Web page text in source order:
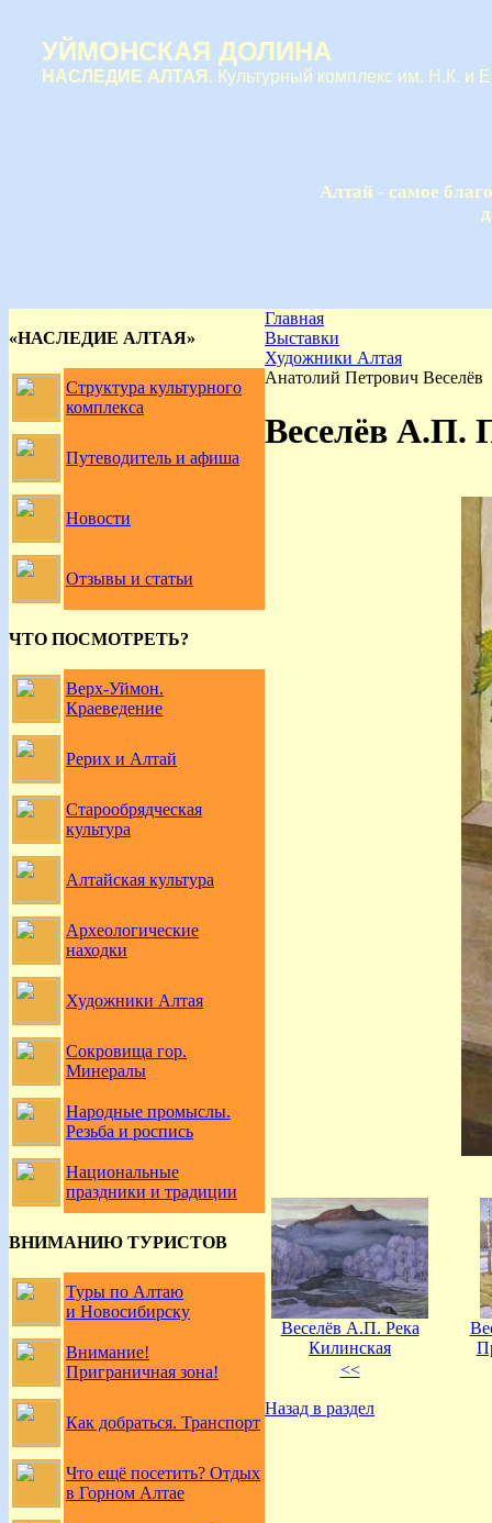
УЙМОНСКАЯ ДОЛИНА
НАСЛЕДИЕ АЛТАЯ . Культурный комплекс им. Н.К. и
Алтай - самое
«НАСЛЕДИЕ АЛТАЯ»
Структура культурного
комплекса
Путеводитель и афиша
Новости
Отзывы и статьи
ЧТО ПОСМОТРЕТЬ?
Верх-Уймон.
Краеведение
Рерих и Алтай
Старообрядческая
культура
Алтайская культура
Археологические
находки
Художники Алтая
Сокровища гор.
Минералы
Народные промыслы.
Резьба и роспись
Национальные
праздники и традиции
ВНИМАНИЮ ТУРИСТОВ
Туры по Алтаю
и Новосибирску
Внимание!
Приграничная зона!
Как добраться. Транспорт
Что ещё посетить? Отдых
в Горном Алтае
Главная
Выставки
Художники Алтая
Анатолий Петрович Веселёв
Веселёв А.П.
Веселёв А.П. Река
Килинская
<<
Назад в раздел